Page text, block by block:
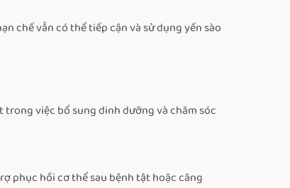
chế vẫn có thể tiếp cận và sử dụng yến sào
việc bổ sung dinh dưỡng và chăm sóc
phục hồi cơ thể sau bệnh tật hoặc căng